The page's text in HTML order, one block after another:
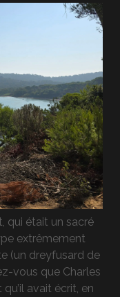
qui était un sacré
extrêmement
(un dreyfusard de
vous que Charles
avait écrit, en